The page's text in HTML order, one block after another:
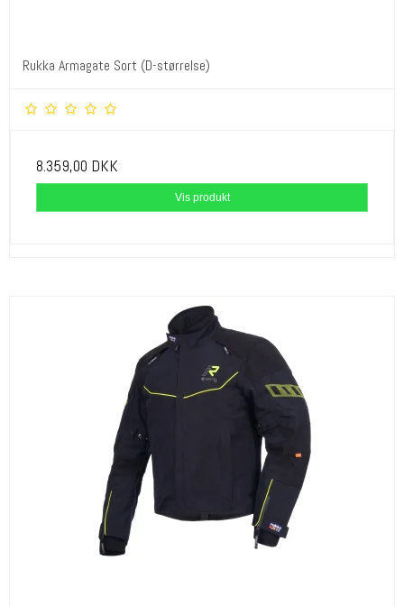
Rukka Armagate Sort (D-størrelse)
8.359,00 DKK
Vis produkt